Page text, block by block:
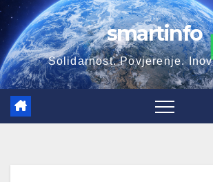
Skip
to
content
smartinfo
Solidarnost. Povjerenje.